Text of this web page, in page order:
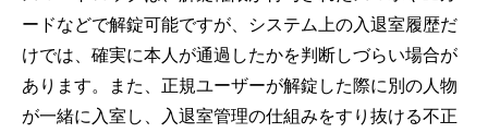
ードなどで解錠可能ですが、システム上の入退室履歴だ
けでは、確実に本人が通過したかを判断しづらい場合が
あります。また、正規ユーザーが解錠した際に別の人物
が一緒に入室し、入退室管理の仕組みをすり抜ける不正